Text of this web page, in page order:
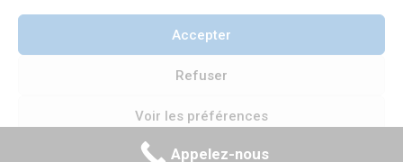
Accepter
Refuser
Voir les préférences
Politique de cookies
Mentions légales
Maison Bois Côté Sud, 400 Chem. de l'Aubère, 13100 Aix-en-
Provence ©2024 maisonboiscotesud
Appelez-nous